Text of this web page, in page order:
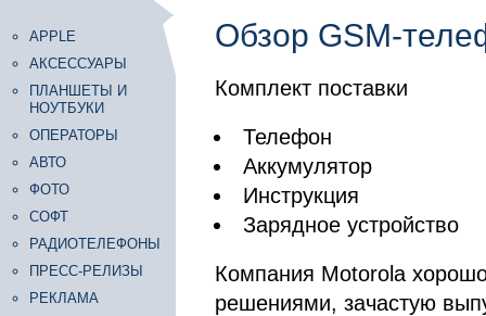
APPLE
АКСЕССУАРЫ
ПЛАНШЕТЫ И
НОУТБУКИ
ОПЕРАТОРЫ
АВТО
ФОТО
СОФТ
РАДИОТЕЛЕФОНЫ
ПРЕСС-РЕЛИЗЫ
РЕКЛАМА
Обзор GSM-
Комплект поставки
Телефон
Аккумулятор
Инструкция
Зарядное устройство
Компания Motorola
решениями, зачастую